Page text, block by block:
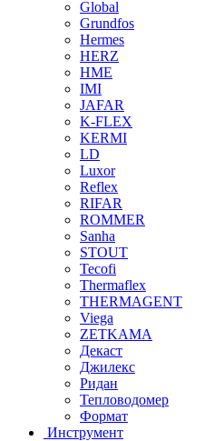
Global
Grundfos
Hermes
HERZ
HME
IMI
JAFAR
K-FLEX
KERMI
LD
Luxor
Reflex
RIFAR
ROMMER
Sanha
STOUT
Tecofi
Thermaflex
THERMAGENT
Viega
ZETKAMA
Декаст
Джилекс
Ридан
Тепловодомер
Формат
Инструмент